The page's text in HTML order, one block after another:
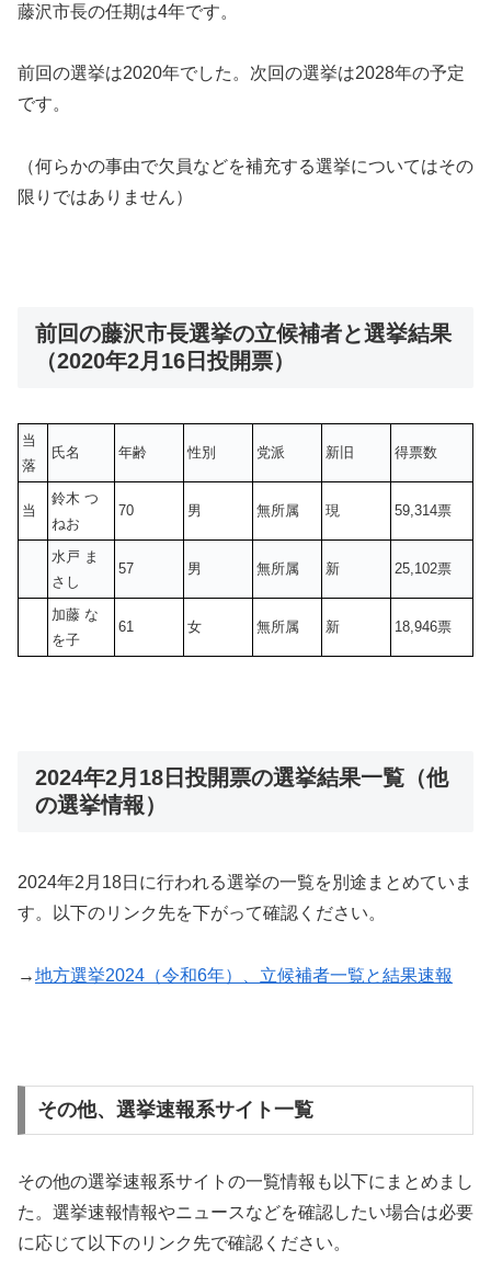
藤沢市長の任期は4年です。
前回の選挙は2020年でした。次回の選挙は2028年の予定
です。
（何らかの事由で欠員などを補充する選挙についてはその
限りではありません）
前回の藤沢市長選挙の立候補者と選挙結果
（2020年2月16日投開票）
当
落
氏名 年齢 性別 党派 新旧 得票数
当
鈴木 つ
ねお
70 男 無所属 現 59,314票
水戸 ま
さし
57 男 無所属 新 25,102票
加藤 な
を子
61 女 無所属 新 18,946票
2024年2月18日投開票の選挙結果一覧（他
の選挙情報）
2024年2月18日に行われる選挙の一覧を別途まとめていま
す。以下のリンク先を下がって確認ください。
→地方選挙2024（令和6年）、立候補者一覧と結果速報
その他、選挙速報系サイト一覧
その他の選挙速報系サイトの一覧情報も以下にまとめまし
た。選挙速報情報やニュースなどを確認したい場合は必要
に応じて以下のリンク先で確認ください。